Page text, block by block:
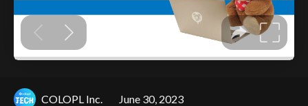
COLOPL Inc. June 30, 2023